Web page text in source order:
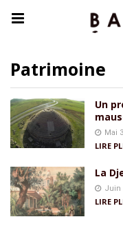
Patrimoine
Un
Mai
LIRE
La
Juin
LIRE